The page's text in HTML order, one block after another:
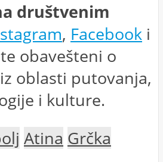
društvenim
, Facebook i
obavešteni o
oblasti putovanja,
i kulture.
Atina Grčka